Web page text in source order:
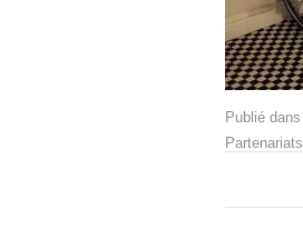
Publié dans
Partenariats